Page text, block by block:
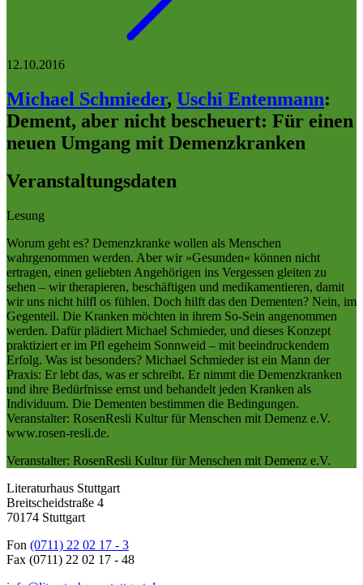
12.10.2016
Michael Schmieder, Uschi Entenmann:
Dement, aber nicht bescheuert: Für einen
neuen Umgang mit Demenzkranken
Veranstaltungsdaten
Lesung
Worum geht es? Demenzkranke wollen als Menschen
wahrgenommen werden. Aber wir »Gesunden« können nicht
ertragen, einen geliebten Angehörigen ins Vergessen gleiten zu
sehen – wir therapieren, beschäftigen und medikamentieren, damit
wir uns nicht hilfl os fühlen. Doch hilft das den Dementen? Nein, im
Gegenteil. Die Kranken möchten in ihrem So-Sein angenommen
werden. Dafür plädiert Michael Schmieder, und dieses Konzept
praktiziert er im Pfl egeheim Sonnweid – mit beeindruckendem
Erfolg. Was ist besonders? Michael Schmieder ist ein Mann der
Praxis: Er lebt das, was er schreibt. Er nimmt die Demenzkranken
und ihre Bedürfnisse ernst und behandelt jeden Kranken als
Individuum. Die Dementen bestimmen die Bedingungen.
Veranstalter: RosenResli Kultur für Menschen mit Demenz e.V.
www.rosen-resli.de.
Veranstalter: RosenResli Kultur für Menschen mit Demenz e.V.
Literaturhaus Stuttgart
Breitscheidstraße 4
70174 Stuttgart
Fon (0711) 22 02 17 - 3
Fax (0711) 22 02 17 - 48